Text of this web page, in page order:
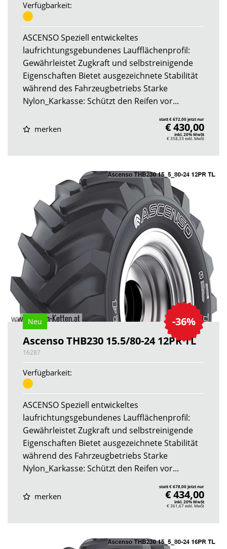
Verfügbarkeit:
ASCENSO Speziell entwickeltes
laufrichtungsgebundenes Laufflächenprofil:
Gewährleistet Zugkraft und selbstreinigende
Eigenschaften Bietet ausgezeichnete Stabilität
während des Fahrzeugbetriebs Starke
Nylon_Karkasse: Schützt den Reifen vor...
merken
statt € 672,00 jetzt nur
€ 430,00
inkl. 20% MwSt
€ 358,33 exkl. MwSt
-36%
Neu
Ascenso THB230 15.5/80-24 12PR TL
16287
Verfügbarkeit:
ASCENSO Speziell entwickeltes
laufrichtungsgebundenes Laufflächenprofil:
Gewährleistet Zugkraft und selbstreinigende
Eigenschaften Bietet ausgezeichnete Stabilität
während des Fahrzeugbetriebs Starke
Nylon_Karkasse: Schützt den Reifen vor...
merken
statt € 678,00 jetzt nur
€ 434,00
inkl. 20% MwSt
€ 361,67exkl. MwSt